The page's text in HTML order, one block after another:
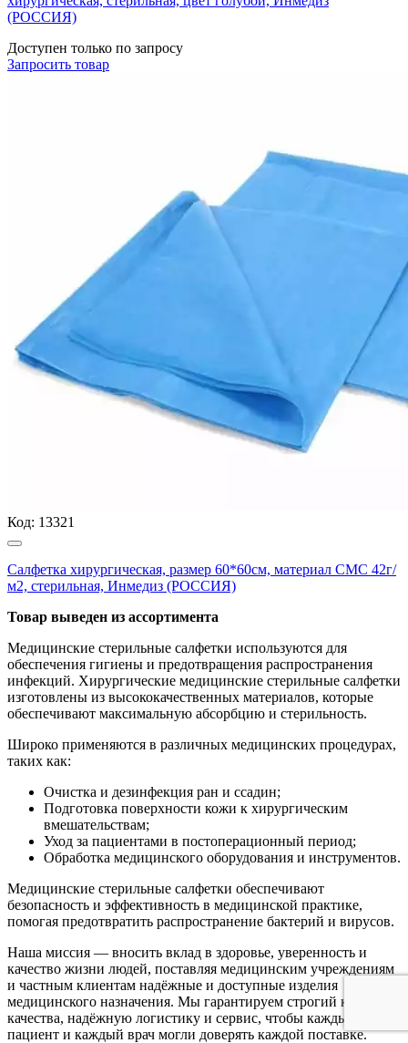
(РОССИЯ)
Доступен только по запросу
Запросить товар
Код: 13321
Салфетка хирургическая, размер 60*60см, материал СМС 42г/
м2, стерильная, Инмедиз (РОССИЯ)
Товар выведен из ассортимента
Медицинские стерильные салфетки используются для
обеспечения гигиены и предотвращения распространения
инфекций. Хирургические медицинские стерильные салфетки
изготовлены из высококачественных материалов, которые
обеспечивают максимальную абсорбцию и стерильность.
Широко применяются в различных медицинских процедурах,
таких как:
Очистка и дезинфекция ран и ссадин;
Подготовка поверхности кожи к хирургическим
вмешательствам;
Уход за пациентами в постоперационный период;
Обработка медицинского оборудования и инструментов.
Медицинские стерильные салфетки обеспечивают
безопасность и эффективность в медицинской практике,
помогая предотвратить распространение бактерий и вирусов.
Наша миссия — вносить вклад в здоровье, уверенность и
качество жизни людей, поставляя медицинским учреждениям
и частным клиентам надёжные и доступные изделия
медицинского назначения. Мы гарантируем строгий контроль
качества, надёжную логистику и сервис, чтобы каждый
пациент и каждый врач могли доверять каждой поставке.